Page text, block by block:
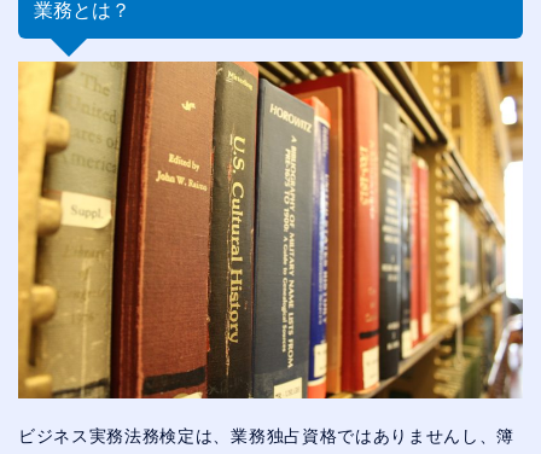
業務とは？
ビジネス実務法務検定は、業務独占資格ではありませんし、簿